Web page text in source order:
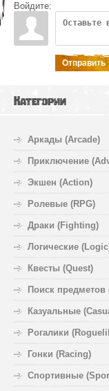
Войдите:
Отправить
Категории
Аркады (Arcade)
Приключение
Экшен (Action)
Ролевые (RPG)
Драки (Fighting)
Логические
Квесты (Quest)
Поиск предметов
Казуальные
Рогалики
Гонки (Racing)
Спортивные